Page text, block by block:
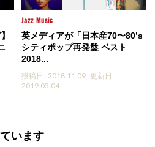
Jazz Music
英メディアが「日本産70〜80’s
シティポップ再発盤 ベスト
2018...
投稿日 : 2018.11.09 更新日 :
2019.03.04
います